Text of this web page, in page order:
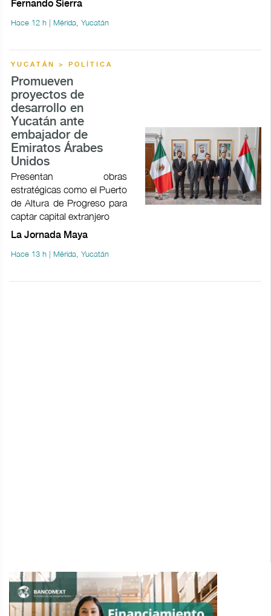
Fernando Sierra
Hace 12 h | Mérida, Yucatán
YUCATÁN > POLÍTICA
Promueven
proyectos de
desarrollo en
Yucatán ante
embajador de
Emiratos Árabes
Unidos
Presentan obras
estratégicas como el Puerto
de Altura de Progreso para
captar capital extranjero
La Jornada Maya
Hace 13 h | Mérida, Yucatán